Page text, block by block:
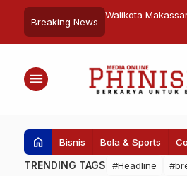
Breaking News
Makassar
Udara
Walikota
Program Jagai
menu
home Bisnis Bola & Sports
TRENDING TAGS #Headline